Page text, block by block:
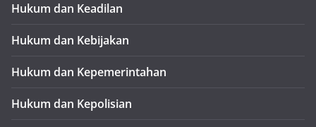
Hukum dan Keadilan
Hukum dan Kebijakan
Hukum dan Kepemerintahan
Hukum dan Kepolisian